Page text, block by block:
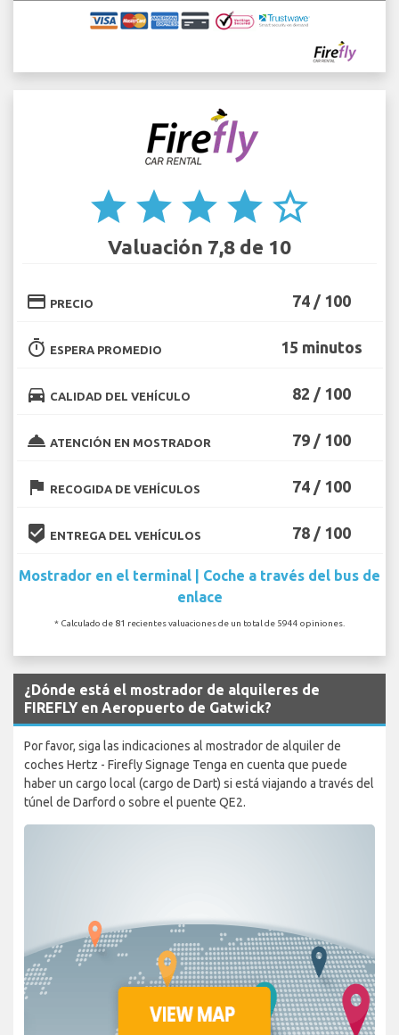
star star star star star_border
Valuación 7,8 de 10
credit_card PRECIO 74 / 100
timer ESPERA PROMEDIO 15 minutos
directions_car CALIDAD DEL VEHÍCULO 82 / 100
room_service ATENCIÓN EN MOSTRADOR 79 / 100
flag RECOGIDA DE VEHÍCULOS 74 / 100
beenhere ENTREGA DEL VEHÍCULOS 78 / 100
Mostrador en el terminal | Coche a través del bus de
enlace
* Calculado de 81 recientes valuaciones de un total de 5944 opiniones.
¿Dónde está el mostrador de alquileres de
FIREFLY en Aeropuerto de Gatwick?
Por favor, siga las indicaciones al mostrador de alquiler de
coches Hertz - Firefly Signage Tenga en cuenta que puede
haber un cargo local (cargo de Dart) si está viajando a través del
túnel de Darford o sobre el puente QE2.